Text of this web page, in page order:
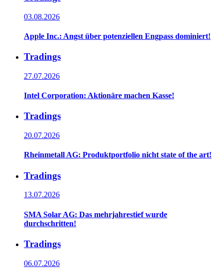
03.08.2026
Apple Inc.: Angst über potenziellen Engpass dominiert!
Tradings
27.07.2026
Intel Corporation: Aktionäre machen Kasse!
Tradings
20.07.2026
Rheinmetall AG: Produktportfolio nicht state of the art!
Tradings
13.07.2026
SMA Solar AG: Das mehrjahrestief wurde
durchschritten!
Tradings
06.07.2026